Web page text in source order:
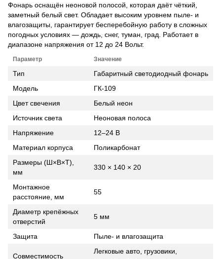
Фонарь оснащён неоновой полосой, которая даёт чёткий,
заметный белый свет. Обладает высоким уровнем пыле- и
влагозащиты, гарантирует бесперебойную работу в сложных
погодных условиях — дождь, снег, туман, град. Работает в
диапазоне напряжения от 12 до 24 Вольт.
Параметр Значение
Тип
Габаритный светодиодный фонарь
Модель
ГК-109
Цвет свечения
Белый неон
Источник света
Неоновая полоса
Напряжение
12–24 В
Материал корпуса
Поликарбонат
Размеры (Ш×В×Т),
мм
330 × 140 × 20
Монтажное
расстояние, мм
55
Диаметр крепёжных
отверстий
5 мм
Защита Пыле- и влагозащита
Совместимость
Легковые авто, грузовики,